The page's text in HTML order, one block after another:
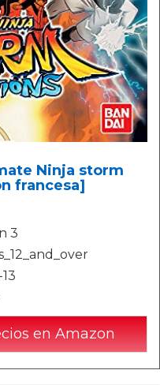
Ninja storm
francesa]
3
en Amazon